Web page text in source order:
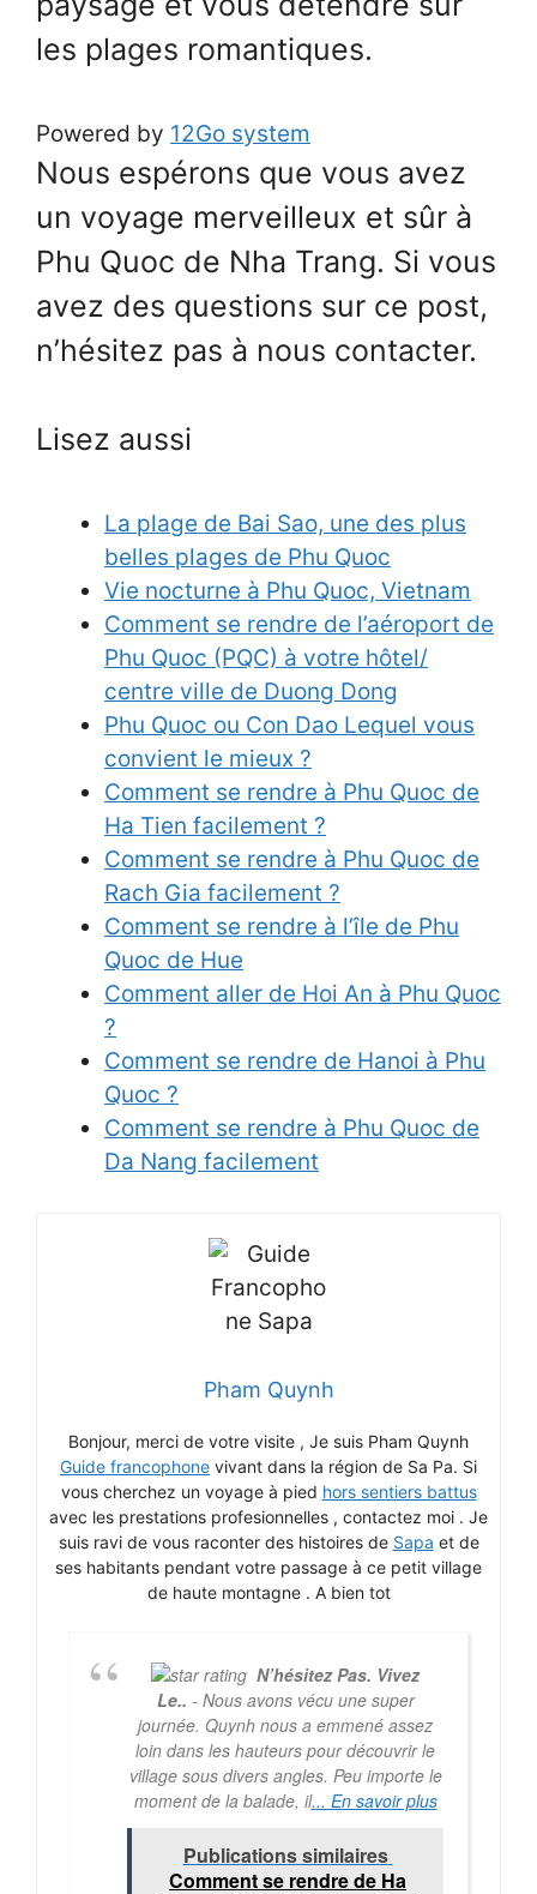
les plages romantiques.
Powered by 12Go system
Nous espérons que vous avez
un voyage merveilleux et sûr à
Phu Quoc de Nha Trang. Si vous
avez des questions sur ce post,
n’hésitez pas à nous contacter.
Lisez aussi
La plage de Bai Sao, une des plus
belles plages de Phu Quoc
Vie nocturne à Phu Quoc, Vietnam
Comment se rendre de l’aéroport de
Phu Quoc (PQC) à votre hôtel/
centre ville de Duong Dong
Phu Quoc ou Con Dao Lequel vous
convient le mieux ?
Comment se rendre à Phu Quoc de
Ha Tien facilement ?
Comment se rendre à Phu Quoc de
Rach Gia facilement ?
Comment se rendre à l’île de Phu
Quoc de Hue
Comment aller de Hoi An à Phu Quoc
?
Comment se rendre de Hanoi à Phu
Quoc ?
Comment se rendre à Phu Quoc de
Da Nang facilement
Pham Quynh
Bonjour, merci de votre visite , Je suis Pham Quynh
Guide francophone vivant dans la région de Sa Pa. Si
vous cherchez un voyage à pied hors sentiers battus
avec les prestations profesionnelles , contactez moi . Je
suis ravi de vous raconter des histoires de Sapa et de
ses habitants pendant votre passage à ce petit village
de haute montagne . A bien tot
N’hésitez Pas. Vivez
Le.. - Nous avons vécu une super
journée. Quynh nous a emmené assez
loin dans les hauteurs pour découvrir le
village sous divers angles. Peu importe le
moment de la balade, il... En savoir plus
Publications similaires
Comment se rendre de Ha